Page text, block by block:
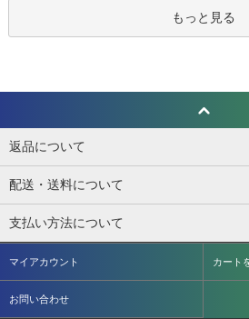
もっと見る
返品について
配送・送料について
支払い方法について
マイアカウント カート
お問い合わせ